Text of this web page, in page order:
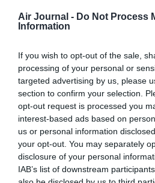
Air Journal - Do Not Process
Information
If you wish to opt-out of the sale,
processing of your personal or
targeted advertising by us, please
section to confirm your selection.
opt-out request is processed you
interest-based ads based on
us or personal information
your opt-out. You may separately
disclosure of your personal
IAB’s list of downstream
remorques que
mosquito a
commenté :
Désolé
un vieux